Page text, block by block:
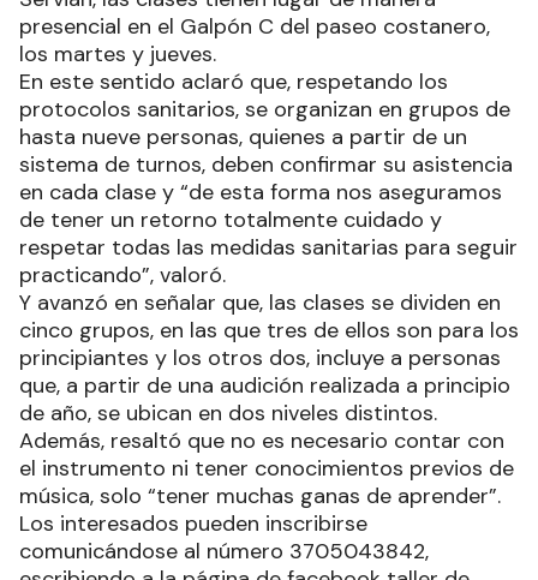
presencial en el Galpón C del paseo costanero,
los martes y jueves.
En este sentido aclaró que, respetando los
protocolos sanitarios, se organizan en grupos de
hasta nueve personas, quienes a partir de un
sistema de turnos, deben confirmar su asistencia
en cada clase y “de esta forma nos aseguramos
de tener un retorno totalmente cuidado y
respetar todas las medidas sanitarias para seguir
practicando”, valoró.
Y avanzó en señalar que, las clases se dividen en
cinco grupos, en las que tres de ellos son para los
principiantes y los otros dos, incluye a personas
que, a partir de una audición realizada a principio
de año, se ubican en dos niveles distintos.
Además, resaltó que no es necesario contar con
el instrumento ni tener conocimientos previos de
música, solo “tener muchas ganas de aprender”.
Los interesados pueden inscribirse
comunicándose al número 3705043842,